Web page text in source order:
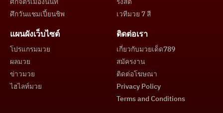
ศึกวันแชมเปี้ยนชิพ
เวทีมวย 7 สี
แผนผังเว็บไซต์
โปรแกรมมวย
ผลมวย
ข่าวมวย
ไฮไลท์มวย
ติดต่อเรา
เกี่ยวกับมวยเด็ด789
สมัครงาน
ติดต่อโฆษณา
Privacy Policy
Terms and Conditions